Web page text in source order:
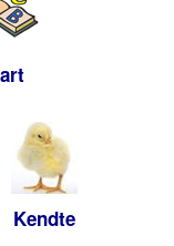
Kendte